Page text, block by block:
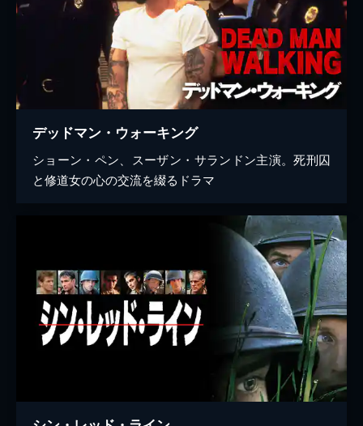
デッドマン・ウォーキング
ショーン・ペン、スーザン・サランドン主演。死刑囚
と修道女の心の交流を綴るドラマ